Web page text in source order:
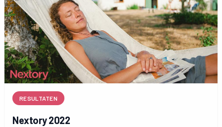
RESULTATEN
Nextory 2022